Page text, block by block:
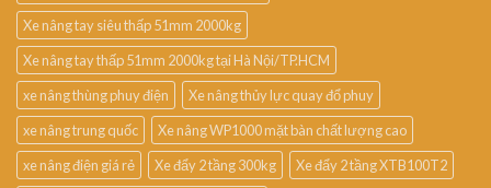
Xe nâng tay siêu thấp 51mm 2000kg
Xe nâng tay thấp 51mm 2000kg tại Hà Nội/TP.HCM
xe nâng thùng phuy điện
Xe nâng thủy lực quay đổ phuy
xe nâng trung quốc
Xe nâng WP1000 mặt bàn chất lượng cao
xe nâng điện giá rẻ
Xe đẩy 2 tầng 300kg
Xe đẩy 2 tầng XTB100T2